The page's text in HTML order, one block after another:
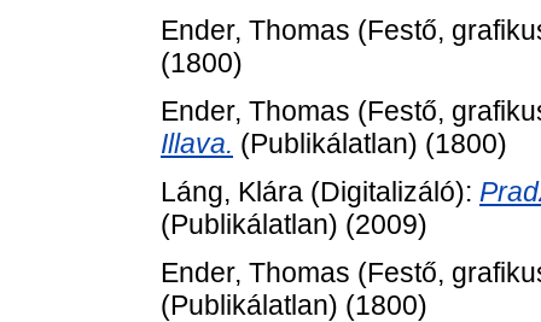
Ender, Thomas (Festő,
(1800)
Ender, Thomas (Festő,
Illava. (Publikálatlan) (1800)
Láng, Klára (Digitalizáló):
(Publikálatlan) (2009)
Ender, Thomas (Festő,
(Publikálatlan) (1800)